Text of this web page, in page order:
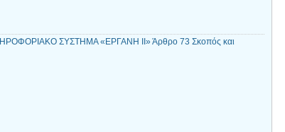
ΣΥΣΤΗΜΑ «ΕΡΓΑΝΗ ΙΙ» Άρθρο 73 Σκοπός και